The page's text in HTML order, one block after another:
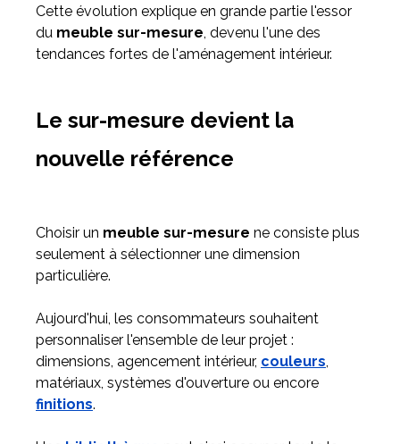
Cette évolution explique en grande partie l'essor
du meuble sur-mesure, devenu l'une des
tendances fortes de l'aménagement intérieur.
Le sur-mesure devient la
nouvelle référence
Choisir un meuble sur-mesure ne consiste plus
seulement à sélectionner une dimension
particulière.
Aujourd'hui, les consommateurs souhaitent
personnaliser l'ensemble de leur projet :
dimensions, agencement intérieur, couleurs,
matériaux, systèmes d'ouverture ou encore
finitions.